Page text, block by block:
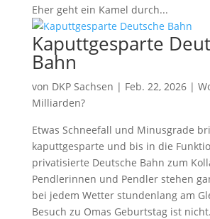
Eher geht ein Kamel durch...
Kaputtgesparte
Bahn
von DKP Sachsen | Feb. 22, 2026|
Milliarden?
Etwas Schneefall und Minusgrade
kaputtgesparte und bis in die
privatisierte Deutsche Bahn zum
Pendlerinnen und Pendler stehen
bei jedem Wetter stundenlang am
Besuch zu Omas Geburtstag ist